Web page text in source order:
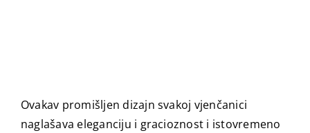
Ovakav promišljen dizajn svakoj vjenčanici
naglašava eleganciju i gracioznost i istovremeno